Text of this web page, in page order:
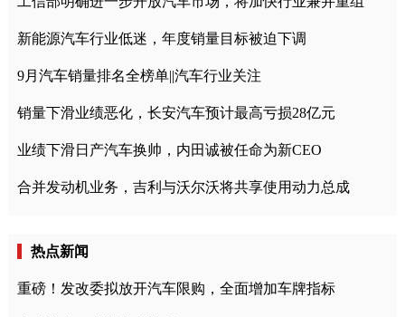
新能源汽车行业低迷，年度销量目标被迫下调
9月汽车销量排名全榜单||汽车行业关注
销量下滑业绩恶化，长安汽车预计最高亏损28亿元
业绩下滑日产汽车换帅，内田诚被任命为新CEO
合并发动机业务，吉利与沃尔沃将共享使用动力总成
热点新闻
重磅！发改委拟放开汽车限购，全面增加车牌指标